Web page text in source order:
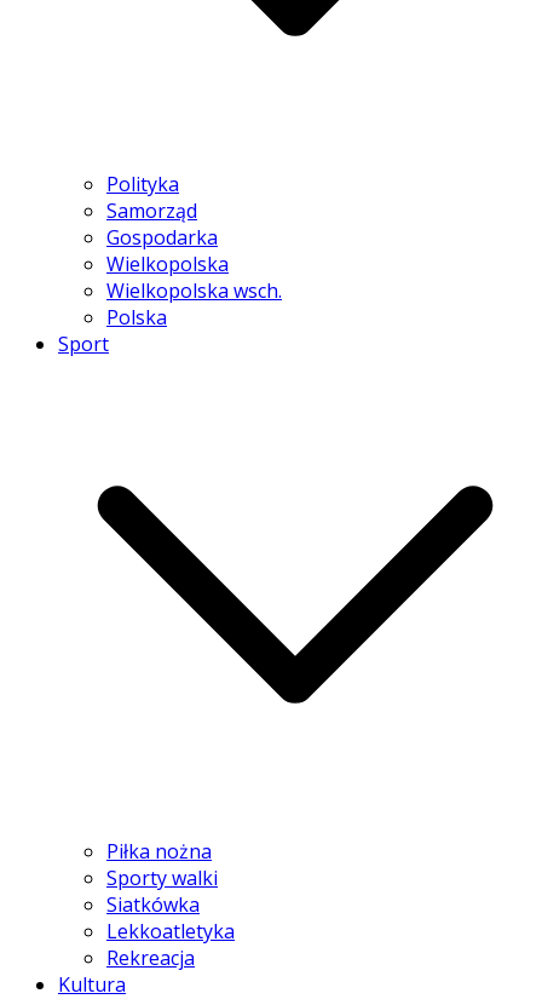
Polityka
Samorząd
Gospodarka
Wielkopolska
Wielkopolska wsch.
Polska
Sport
Piłka nożna
Sporty walki
Siatkówka
Lekkoatletyka
Rekreacja
Kultura